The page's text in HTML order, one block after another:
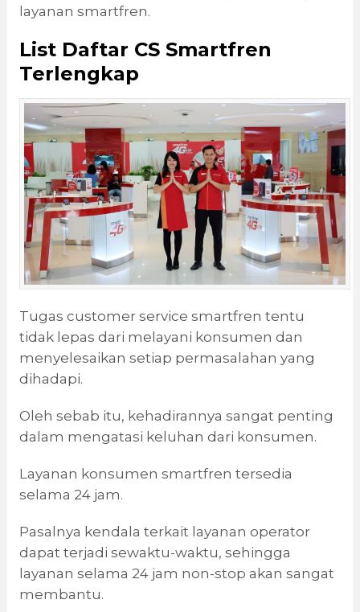
layanan smartfren.
List Daftar CS Smartfren
Terlengkap
Tugas customer service smartfren tentu
tidak lepas dari melayani konsumen dan
menyelesaikan setiap permasalahan yang
dihadapi.
Oleh sebab itu, kehadirannya sangat penting
dalam mengatasi keluhan dari konsumen.
Layanan konsumen smartfren tersedia
selama 24 jam.
Pasalnya kendala terkait layanan operator
dapat terjadi sewaktu-waktu, sehingga
layanan selama 24 jam non-stop akan sangat
membantu.